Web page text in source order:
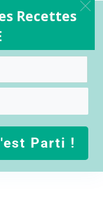
Recettes
Parti !